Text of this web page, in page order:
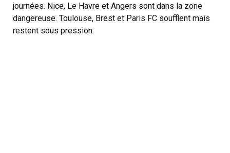
journées. Nice, Le Havre et Angers sont dans la zone
dangereuse. Toulouse, Brest et Paris FC soufflent mais
restent sous pression.